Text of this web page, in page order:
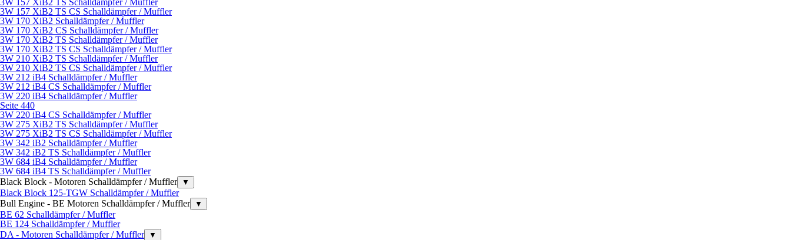
3W 157 XiB2 TS Schalldämpfer / Muffler
3W 157 XiB2 TS CS Schalldämpfer / Muffler
3W 170 XiB2 Schalldämpfer / Muffler
3W 170 XiB2 CS Schalldämpfer / Muffler
3W 170 XiB2 TS Schalldämpfer / Muffler
3W 170 XiB2 TS CS Schalldämpfer / Muffler
3W 210 XiB2 TS Schalldämpfer / Muffler
3W 210 XiB2 TS CS Schalldämpfer / Muffler
3W 212 iB4 Schalldämpfer / Muffler
3W 212 iB4 CS Schalldämpfer / Muffler
3W 220 iB4 Schalldämpfer / Muffler
Seite 440
3W 220 iB4 CS Schalldämpfer / Muffler
3W 275 XiB2 TS Schalldämpfer / Muffler
3W 275 XiB2 TS CS Schalldämpfer / Muffler
3W 342 iB2 Schalldämpfer / Muffler
3W 342 iB2 TS Schalldämpfer / Muffler
3W 684 iB4 Schalldämpfer / Muffler
3W 684 iB4 TS Schalldämpfer / Muffler
Black Block - Motoren Schalldämpfer / Muffler
▼
Black Block 125-TGW Schalldämpfer / Muffler
Bull Engine - BE Motoren Schalldämpfer / Muffler
▼
BE 62 Schalldämpfer / Muffler
BE 124 Schalldämpfer / Muffler
DA - Motoren Schalldämpfer / Muffler
▼